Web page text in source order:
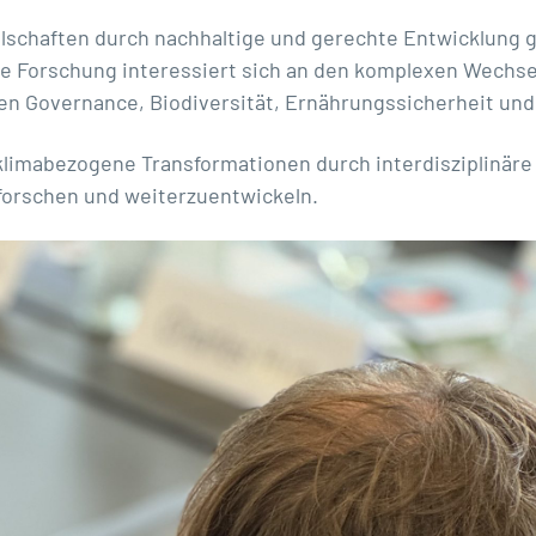
durch nachhaltige und gerechte Entwicklung
interessiert sich an den komplexen
Governance, Biodiversität, Ernährungssicherheit
Transformationen durch
und weiterzuentwickeln.